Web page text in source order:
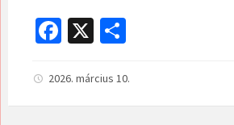
Fa
b
o
X
za
m
2026. március 10.